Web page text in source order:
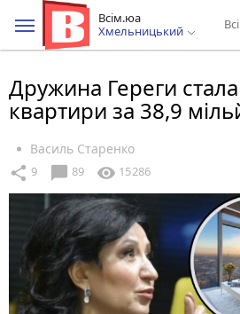
Всім.юа
Хмельницький
Дружина Гереги
квартири за 38,9
Василь Старенко
share 9 chat_bubble 89 visibility 15286